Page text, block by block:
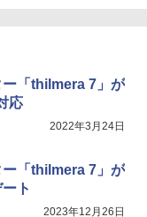
Scribe Colorsoft |
スプレイ、64GBスト
搭載、明るさ自動調
ー「thilmera 7」が
応
2022年3月24日
ー「thilmera 7」が
ト
2023年12月26日